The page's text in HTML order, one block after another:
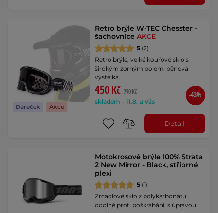
Dáreček Akce
Retro brýle W-TEC Chesster -
šachovniceAKCE
5 (2)
Retro brýle, velké kouřové sklo s
širokým zorným polem, pěnová
výstelka.
450 Kč 790 Kč
skladem – 11.8. u Vás
-43%
Detail
Motokrosové brýle 100% Strata
2 New Mirror - Black, stříbrné
plexi
5 (1)
Zrcadlové sklo z polykarbonátu
odolné proti poškrábání, s úpravou